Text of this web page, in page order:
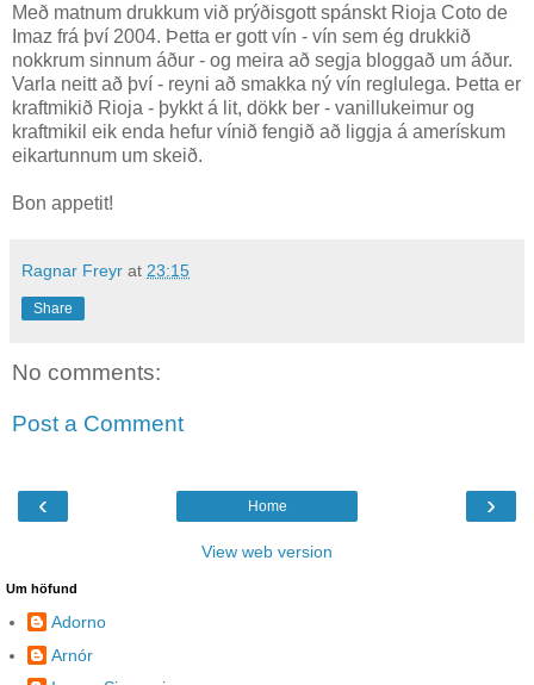
Með matnum drukkum við prýðisgott spánskt Rioja Coto de
Imaz frá því 2004. Þetta er gott vín - vín sem ég drukkið
nokkrum sinnum áður - og meira að segja bloggað um áður.
Varla neitt að því - reyni að smakka ný vín reglulega. Þetta er
kraftmikið Rioja - þykkt á lit, dökk ber - vanillukeimur og
kraftmikil eik enda hefur vínið fengið að liggja á amerískum
eikartunnum um skeið.
Bon appetit!
Ragnar Freyr at 23:15
Share
No comments:
Post a Comment
‹ ›
Home
View web version
Um höfund
Adorno
Arnór